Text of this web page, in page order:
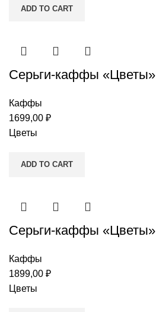
ADD TO CART
Серьги-каффы «Цветы»
Каффы
1699,00 ₽
Цветы
ADD TO CART
Серьги-каффы «Цветы»
Каффы
1899,00 ₽
Цветы